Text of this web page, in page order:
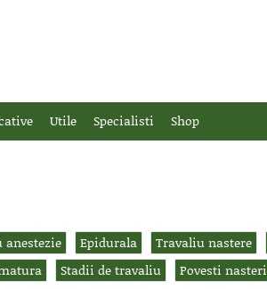
Utile Specialisti Shop
anestezie Epidurala Travaliu nastere
Stadii de travaliu Povesti nasteri